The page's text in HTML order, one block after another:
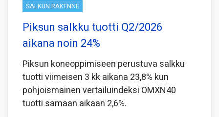
SALKUN RAKENNE
Piksun salkku tuotti Q2/2026
aikana noin 24%
Piksun koneoppimiseen perustuva salkku
tuotti viimeisen 3 kk aikana 23,8% kun
pohjoismainen vertailuindeksi OMXN40
tuotti samaan aikaan 2,6%.